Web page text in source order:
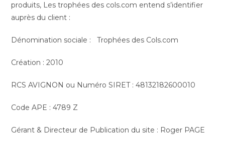
produits, Les trophées des cols.com entend s’identifier
auprès du client :
Dénomination sociale : Trophées des Cols.com
Création : 2010
RCS AVIGNON ou Numéro SIRET : 48132182600010
Code APE : 4789 Z
Gérant & Directeur de Publication du site : Roger PAGE